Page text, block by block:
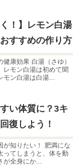
！】レモン白湯
すすめの作り方
康効果 白湯（さゆ）
レモン白湯は初めて聞
ン白湯は白湯...
い体質に？3キ
復しよう！
が知りたい！ 肥満にな
ってしまうと、体を動
全身にか...